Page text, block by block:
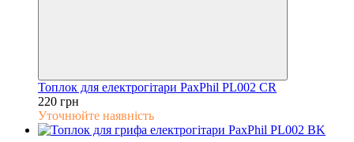
Топлок для електрогітари PaxPhil PL002 CR
220 грн
Уточнюйте наявність